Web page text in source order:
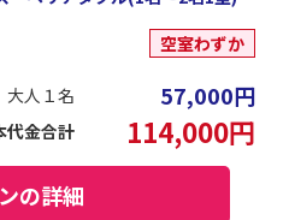
空室わずか
大人１名 57,000円
代金合計 114,000円
の詳細